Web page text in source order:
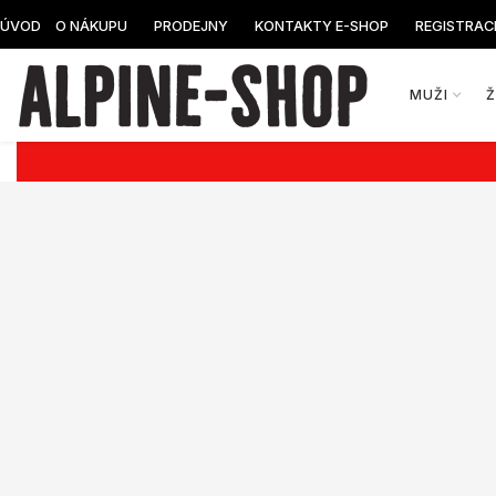
ÚVOD O NÁKUPU PRODEJNY KONTAKTY E-SHOP
MUŽI